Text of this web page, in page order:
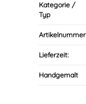
Kategorie /
Typ
Artikelnummer
Lieferzeit:
Handgemalt